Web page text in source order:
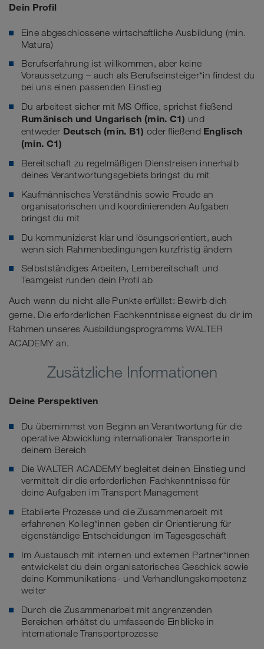
Dein Profil
Eine abgeschlossene wirtschaftliche Ausbildung (min.
Matura)
Berufserfahrung ist willkommen, aber keine
Voraussetzung – auch als Berufseinsteiger*in findest du
bei uns einen passenden Einstieg
Du arbeitest sicher mit MS Office, sprichst fließend
Rumänisch und Ungarisch (min. C1) und
entweder Deutsch (min. B1) oder fließend Englisch
(min. C1)
Bereitschaft zu regelmäßigen Dienstreisen innerhalb
deines Verantwortungsgebiets bringst du mit
Kaufmännisches Verständnis sowie Freude an
organisatorischen und koordinierenden Aufgaben
bringst du mit
Du kommunizierst klar und lösungsorientiert, auch
wenn sich Rahmenbedingungen kurzfristig ändern
Selbstständiges Arbeiten, Lernbereitschaft und
Teamgeist runden dein Profil ab
Auch wenn du nicht alle Punkte erfüllst: Bewirb dich
gerne. Die erforderlichen Fachkenntnisse eignest du dir im
Rahmen unseres Ausbildungsprogramms WALTER
ACADEMY an.
Zusätzliche Informationen
Deine Perspektiven
Du übernimmst von Beginn an Verantwortung für die
operative Abwicklung internationaler Transporte in
deinem Bereich
Die WALTER ACADEMY begleitet deinen Einstieg und
vermittelt dir die erforderlichen Fachkenntnisse für
deine Aufgaben im Transport Management
Etablierte Prozesse und die Zusammenarbeit mit
erfahrenen Kolleg*innen geben dir Orientierung für
eigenständige Entscheidungen im Tagesgeschäft
Im Austausch mit internen und externen Partner*innen
entwickelst du dein organisatorisches Geschick sowie
deine Kommunikations- und Verhandlungskompetenz
weiter
Durch die Zusammenarbeit mit angrenzenden
Bereichen erhältst du umfassende Einblicke in
internationale Transportprozesse